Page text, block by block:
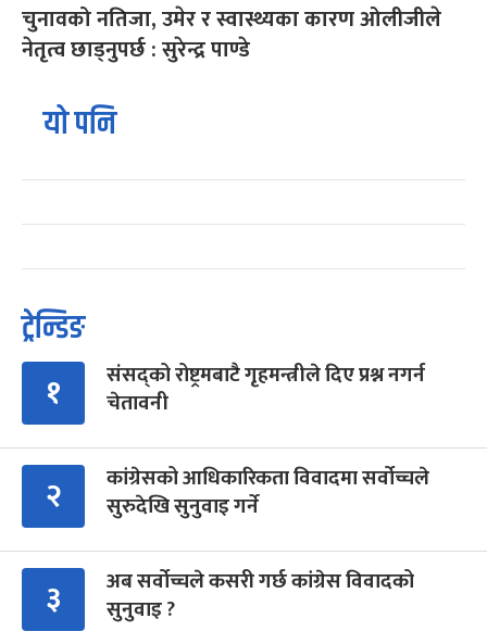
चुनावको नतिजा, उमेर र स्वास्थ्यका कारण ओलीजीले
नेतृत्व छाड्नुपर्छ : सुरेन्द्र पाण्डे
यो पनि
ट्रेन्डिङ
१
संसद्को रोष्ट्रमबाटै गृहमन्त्रीले दिए प्रश्न नगर्न
चेतावनी
२
कांग्रेसको आधिकारिकता विवादमा सर्वोच्चले
सुरुदेखि सुनुवाइ गर्ने
३
अब सर्वोच्चले कसरी गर्छ कांग्रेस विवादको
सुनुवाइ ?